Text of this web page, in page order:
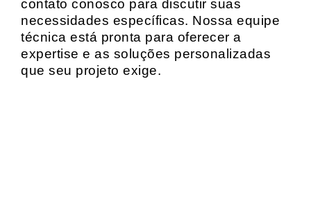
contato conosco para discutir suas
necessidades específicas. Nossa equipe
técnica está pronta para oferecer a
expertise e as soluções personalizadas
que seu projeto exige.